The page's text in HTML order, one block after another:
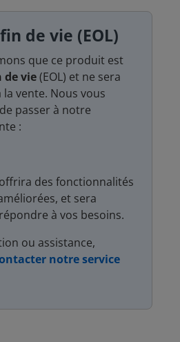
de vie (EOL)
que ce produit est
de vie(EOL) et ne sera
vente. Nous vous
passer à notre
:
des fonctionnalités
et sera
à vos besoins.
ou assistance,
notre service